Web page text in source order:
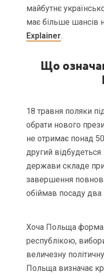
майбутнє
має більше шансів
Explainer.
Що
18 травня поляки
обрати нового
не отримає понад
другий
держави складе
завершення
обіймав посаду два
Хоча Польща
республікою,
величезну
Польща визначає